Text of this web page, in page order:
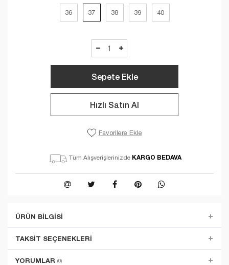
36 37 38 39 40
Sepete Ekle
Hızlı Satın Al
Favorilere Ekle
Tüm Alışverişlerinizde KARGO BEDAVA
ÜRÜN BILGISI
TAKSIT SEÇENEKLERI
YORUMLAR (0)